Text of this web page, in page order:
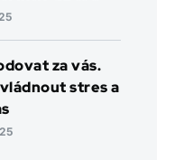
za vás.
stres a